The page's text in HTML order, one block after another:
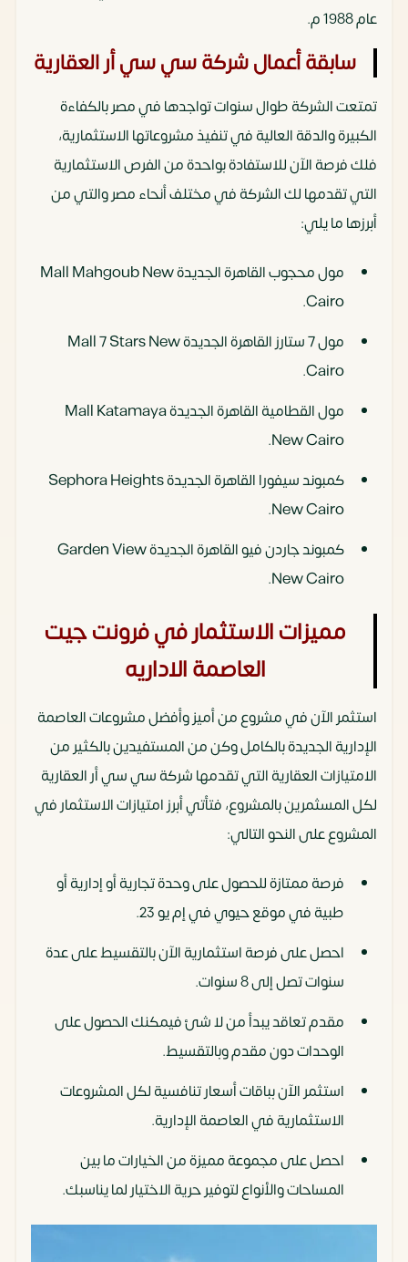
عام 1988 م.
سابقة أعمال شركة سي سي أر العقارية
تمتعت الشركة طوال سنوات تواجدها في مصر بالكفاءة
الكبيرة والدقة العالية في تنفيذ مشروعاتها الاستثمارية،
فلك فرصة الآن للاستفادة بواحدة من الفرص الاستثمارية
التي تقدمها لك الشركة في مختلف أنحاء مصر والتي من
أبرزها ما يلي:
مول محجوب القاهرة الجديدة Mall Mahgoub New
Cairo.
مول 7 ستارز القاهرة الجديدة Mall 7 Stars New
Cairo.
مول القطامية القاهرة الجديدة Mall Katamaya
New Cairo.
كمبوند سيفورا القاهرة الجديدة Sephora Heights
New Cairo.
كمبوند جاردن فيو القاهرة الجديدة Garden View
New Cairo.
مميزات الاستثمار فيفرونت جيت
العاصمة الاداريه
استثمر الآن في مشروع من أميز وأفضل مشروعات العاصمة
الإدارية الجديدة بالكامل وكن من المستفيدين بالكثير من
الامتيازات العقارية التي تقدمها شركة سي سي أر العقارية
لكل المسثمرين بالمشروع، فتأتي أبرز امتيازات الاستثمار في
المشروع على النحو التالي:
فرصة ممتازة للحصول على وحدة تجارية أو إدارية أو
طبية في موقع حيوي في إم يو 23.
احصل على فرصة استثمارية الآن بالتقسيط على عدة
سنوات تصل إلى 8 سنوات.
مقدم تعاقد يبدأ من لا شئ فيمكنك الحصول على
الوحدات دون مقدم وبالتقسيط.
استثمر الآن بباقات أسعار تنافسية لكل المشروعات
الاستثمارية في العاصمة الإدارية.
احصل على مجموعة مميزة من الخيارات ما بين
المساحات والأنواع لتوفير حرية الاختيار لما يناسبك.